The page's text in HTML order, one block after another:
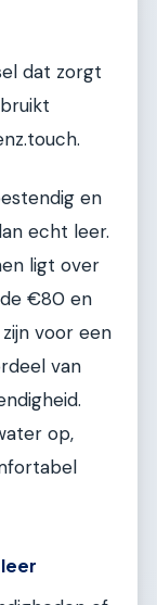
dat zorgt
en
echt leer.
ligt over
€80 en
voor een
van
op,